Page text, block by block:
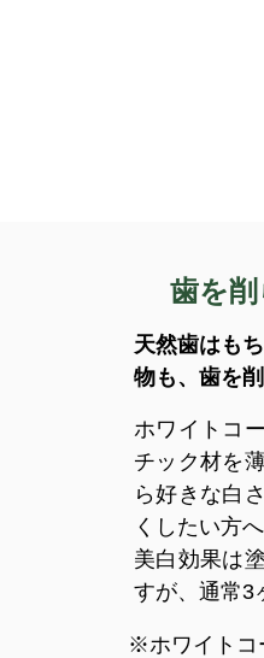
歯を
天然歯はも
物も、歯を
ホワイトコ
チック材を
ら好きな白
くしたい方へ
美白効果は
すが、通常3
※ホワイト